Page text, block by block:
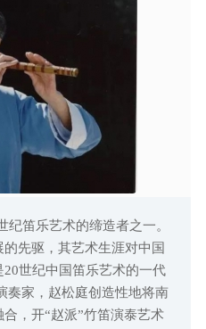
纪笛乐艺术的缔造者之一。
先驱，其艺术生涯对中国
世纪中国笛乐艺术的一代
奏家，赵松庭创造性地将南
，开“赵派”竹笛演泰艺术